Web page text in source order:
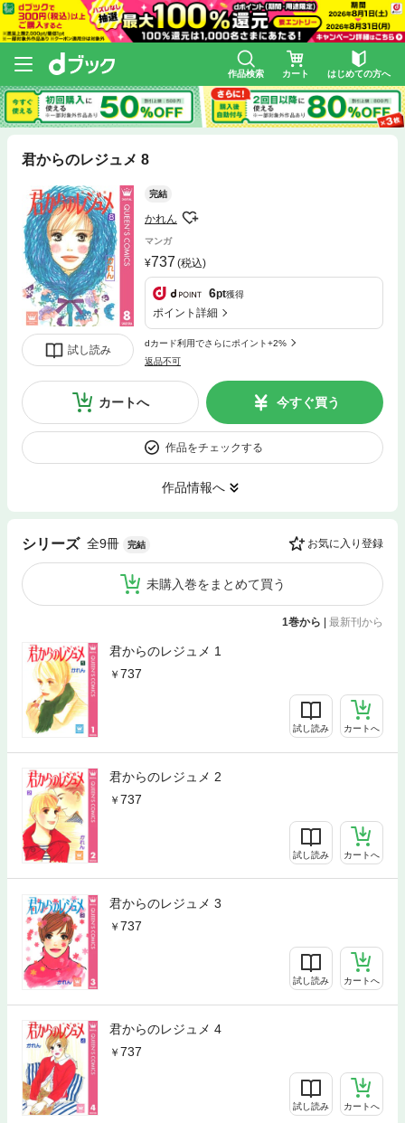
作品検索 カート はじめての方へ
君からのレジュメ 8
試し読み
完結
かれん
マンガ
737 (税込)
6pt獲得
ポイント詳細
dカード利用でさらにポイント+2%
返品不可
カートへ 今すぐ買う
作品をチェックする
作品情報へ
シリーズ 全9冊 完結 お気に入り登録
未購入巻をまとめて買う
1巻から 最新刊から
君からのレジュメ 1
737
試し読み カートへ
君からのレジュメ 2
737
試し読み カートへ
君からのレジュメ 3
737
試し読み カートへ
君からのレジュメ 4
737
試し読み カートへ